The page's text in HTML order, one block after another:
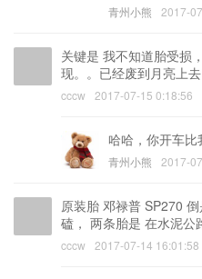
青州小熊 2017-
关键是 我不知道胎受损
现。。已经废到月亮上
cccw 2017-07-15 0:18:56
哈哈，你开车比
青州小熊 2017-
原装胎 邓禄普 SP270
磕， 两条胎是 在水泥公
cccw 2017-07-14 16:01:58